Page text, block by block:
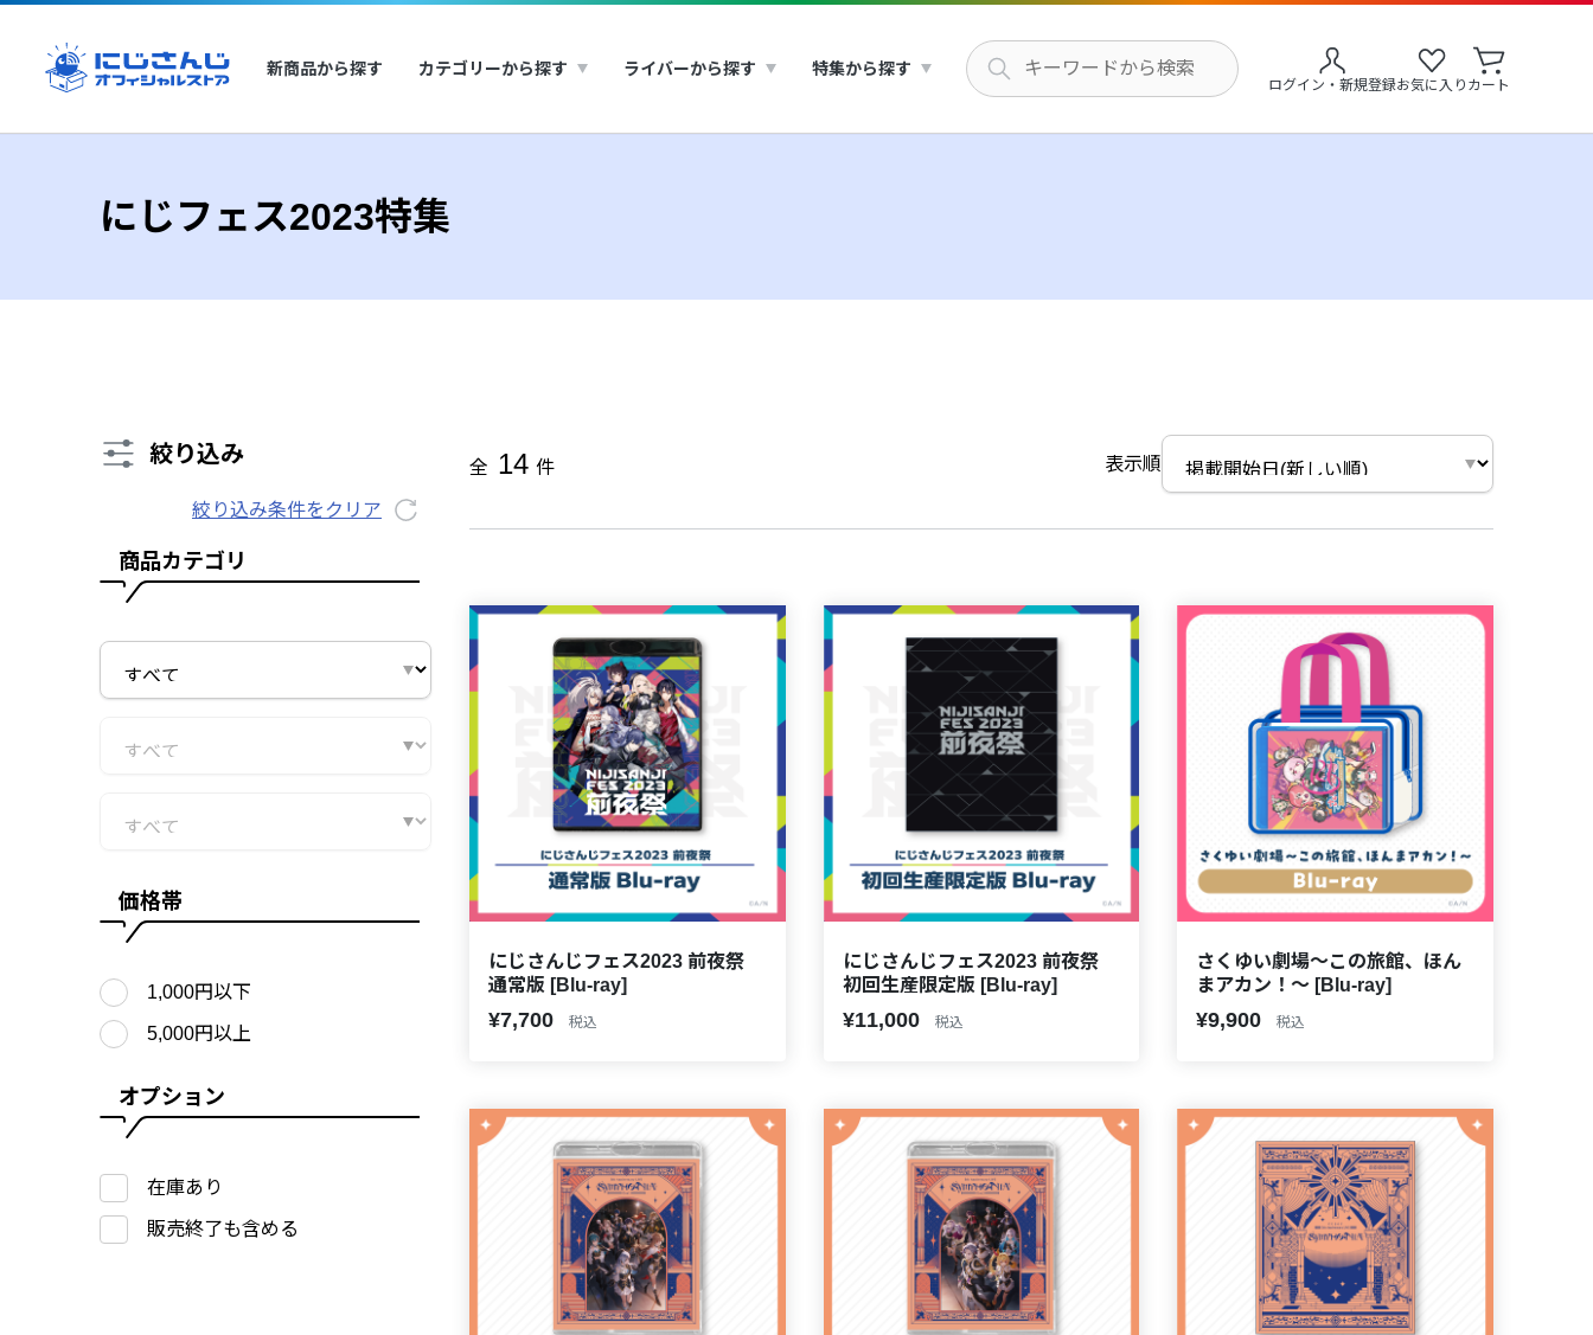
新商品から探す カテゴリーから探す ライバーから探す 特集から探す
ログイン・新規登録お気に入り カート
にじフェス2023特集
絞り込み
絞り込み条件をクリア
商品カテゴリ
価格帯
1,000円以下
5,000円以上
オプション
在庫あり
販売終了も含める
全 14 件 表示順
にじさんじフェス2023 前夜祭
通常版 [Blu-ray]
¥7,700 税込
にじさんじフェス2023 前夜祭
初回生産限定版 [Blu-ray]
¥11,000 税込
さくゆい劇場〜この旅館、ほん
まアカン！〜 [Blu-ray]
¥9,900 税込